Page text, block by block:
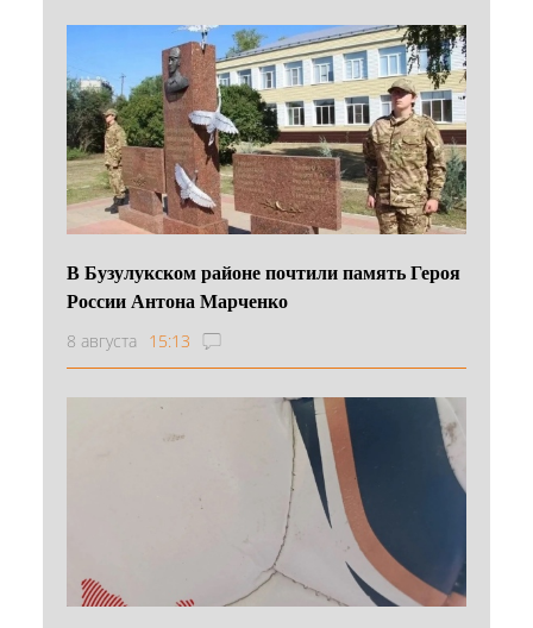
В Бузулукском районе почтили память Героя
России Антона Марченко
8 августа 15:13